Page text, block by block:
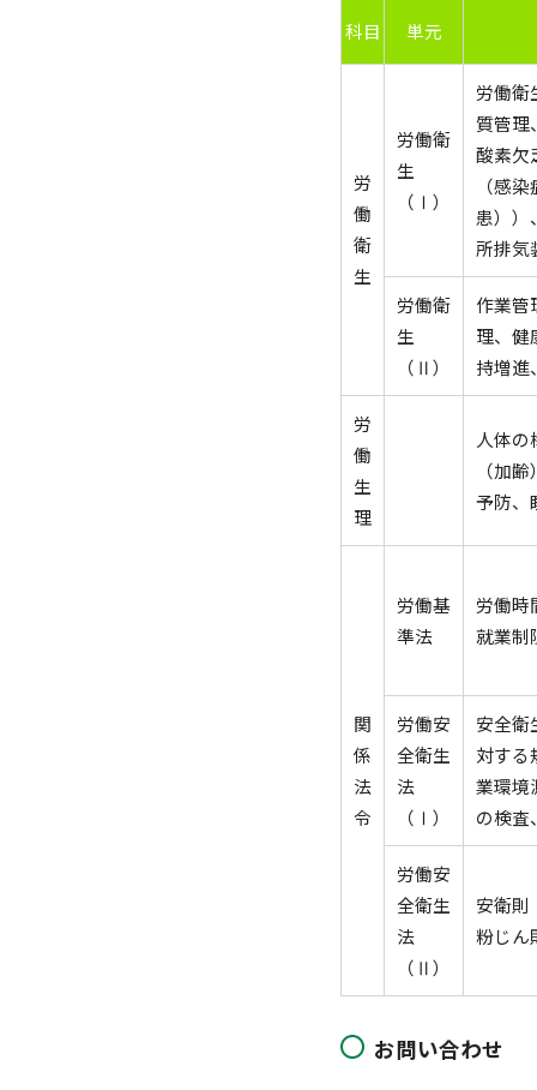
科目 単元
労
働
衛
生
労働衛
生
（Ⅰ）
労働衛
質管理
酸素欠
（感
患））
所排気
労働衛
生
（Ⅱ）
作業管
理、健
持増進
労
働
生
理
人体
（加
予防、
関
係
法
令
労働基
準法
労働時
就業制
労働安
全衛生
法
（Ⅰ）
安全衛
対する
業環境
の検査
労働安
全衛生
法
（Ⅱ）
安衛則
粉じん
お問い合わせ